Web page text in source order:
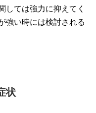
しては強力に抑えてく
強い時には検討される
状